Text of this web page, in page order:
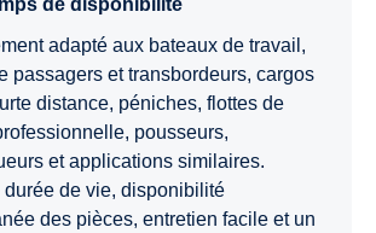
de disponibilité
adapté aux bateaux de travail,
passagers et transbordeurs, cargos
distance, péniches, flottes de
pousseurs,
et applications similaires.
durée de vie, disponibilité
des pièces, entretien facile et un